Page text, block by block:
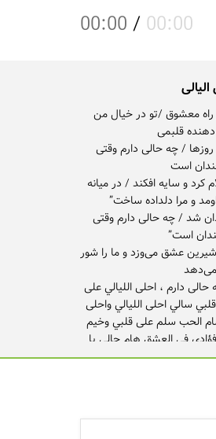
00:00 / 00:00
معشوق /تو در خیال من
/ چه حالی دارم وقتی
و سایه افکند / در میانه‌
شد / چه حالی دارم وقتی
عشق می‌وزد و ما را شور
دارم ، احلى الليالي على
سالي احلى الليالي واحلى
الحب سلم على قلبي وخيم
في العشق هام حالي يا
آروم میگرم با اون تا اوج